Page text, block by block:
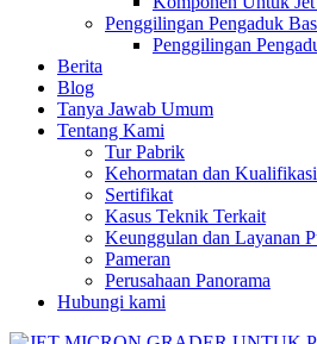
Penggilingan Pengaduk
Penggilingan
Berita
Blog
Tanya Jawab Umum
Tentang Kami
Tur Pabrik
Kehormatan dan Kualifikasi
Sertifikat
Kasus Teknik Terkait
Keunggulan dan Layanan
Pameran
Perusahaan Panorama
Hubungi kami